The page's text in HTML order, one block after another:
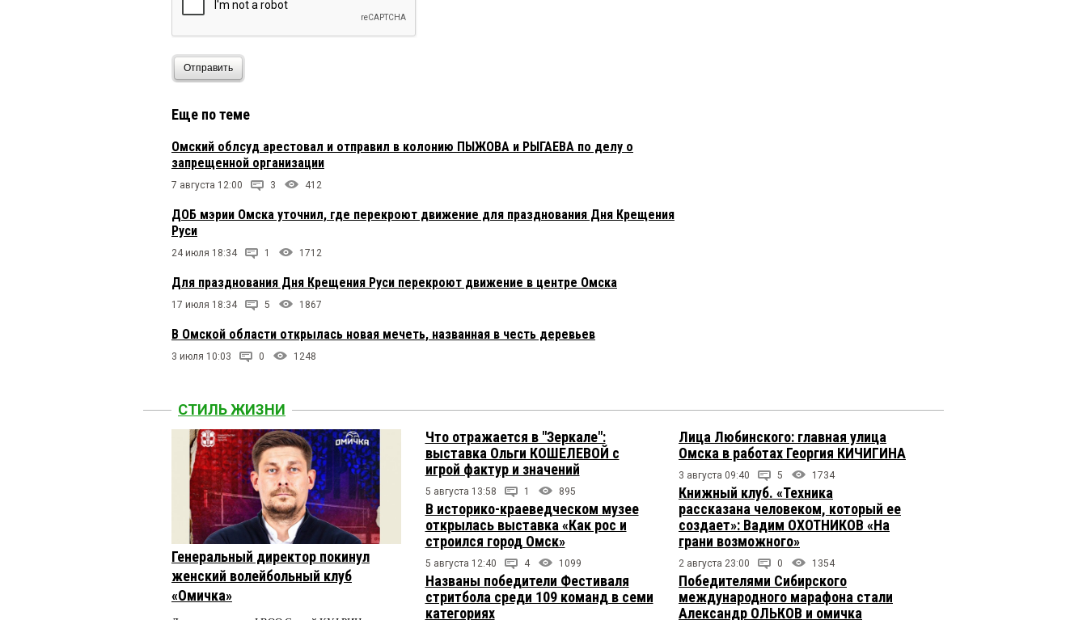
Отправить
Еще по теме
Омский облсуд арестовал и отправил в колонию ПЫЖОВА и РЫГАЕВА по делу о
запрещенной организации
7 августа 12:00 3 412
ДОБ мэрии Омска уточнил, где перекроют движение для празднования Дня Крещения
Руси
24 июля 18:34 1 1712
Для празднования Дня Крещения Руси перекроют движение в центре Омска
17 июля 18:34 5 1867
В Омской области открылась новая мечеть, названная в честь деревьев
3 июля 10:03 0 1248
СТИЛЬ ЖИЗНИ
Генеральный директор покинул
женский волейбольный клуб
«Омичка»
Что отражается в "Зеркале":
выставка Ольги КОШЕЛЕВОЙ с
игрой фактур и значений
5 августа 13:58 1 895
В историко-краеведческом музее
открылась выставка «Как рос и
строился город Омск»
5 августа 12:40 4 1099
Названы победители Фестиваля
стритбола среди 109 команд в семи
категориях
Лица Любинского: главная улица
Омска в работах Георгия КИЧИГИНА
3 августа 09:40 5 1734
Книжный клуб. «Техника
рассказана человеком, который ее
создает»: Вадим ОХОТНИКОВ «На
грани возможного»
2 августа 23:00 0 1354
Победителями Сибирского
международного марафона стали
Александр ОЛЬКОВ и омичка